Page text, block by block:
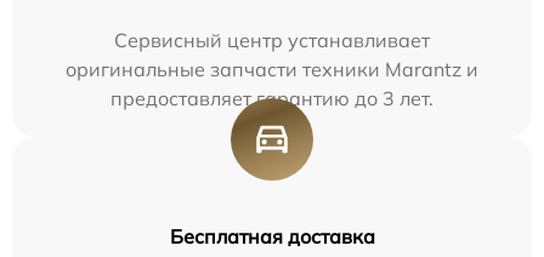
Сервисный центр устанавливает
оригинальные запчасти техники Marantz и
предоставляет гарантию до 3 лет.
Бесплатная доставка